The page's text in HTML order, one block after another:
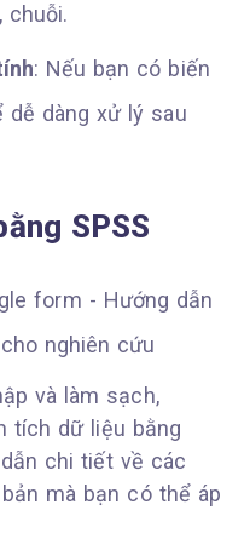
chuỗi.
: Nếu bạn có biến
dễ dàng xử lý sau
SPSS
và làm sạch,
tích dữ liệu bằng
chi tiết về các
mà bạn có thể áp